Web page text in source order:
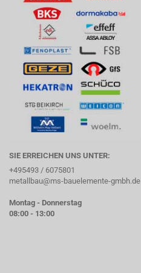
SIE ERREICHEN UNS UNTER:
+495493 / 6075801
metallbau@ms-bauelemente-gmbh.de
Montag - Donnerstag
08:00 - 13:00